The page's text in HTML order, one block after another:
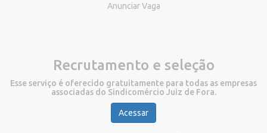
Anunciar Vaga
Recrutamento e seleção
Esse serviço é oferecido gratuitamente para todas as empresas
associadas do Sindicomércio Juiz de Fora.
Acessar